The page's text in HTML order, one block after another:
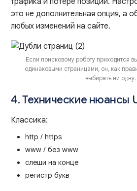
это не дополнительная опция, а
любых изменений на сайте.
Если поисковому роботу приходится
одинаковыми страницами, он, как
выбирать ни одну.
4. Технические нюансы
Классика:
http / https
www / без www
слеши на конце
регистр букв